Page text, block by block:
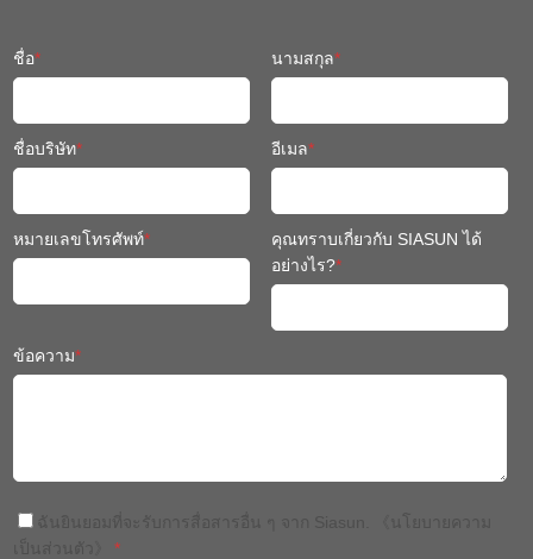
ชื่อ* นามสกุล*
ชื่อบริษัท* อีเมล*
หมายเลขโทรศัพท์*
คุณทราบเกี่ยวกับ SIASUN ได้
อย่างไร?*
ข้อความ*
*